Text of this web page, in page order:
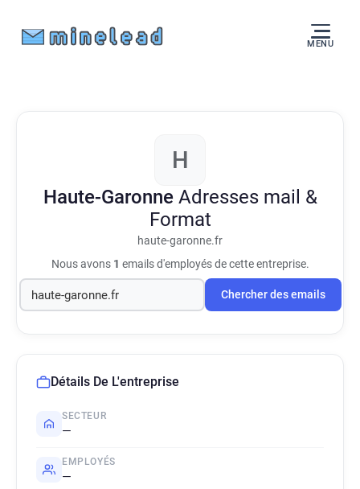
MENU
H
Haute-Garonne Adresses mail &
Format
haute-garonne.fr
Nous avons 1 emails d'employés de cette entreprise.
Chercher des emails
Détails De L'entreprise
SECTEUR
—
EMPLOYÉS
—